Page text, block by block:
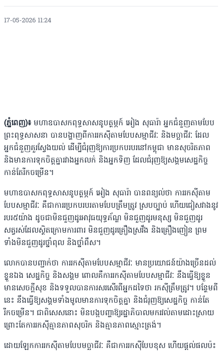
17-05-2026 11:24
(ភ្នំពេញ)៖ មហាឧបាសកពុទ្ធសាសនូបត្ថម្ភក៍ អៀង សុធារ៉ា អ្នកជំនួញតាមបែប
ព្រះពុទ្ធសាសនា ​បានបង្ហាញពីការរកស៊ីតាមបែបសម្មាជីវៈ និងមច្ឆាជីវៈ​ ដែល
អ្នកជំនួញគួរស្វែងយល់ ដើម្បីជំរុញឱ្យការប្រកបរបរនៅកម្ពុជា មានសុចរិតភាព
និងមានការទុកចិត្តគ្នារវាងអ្នកលក់ និងអ្នកទិញ ដែលជំរុញឱ្យសង្គមសេដ្ឋកិច្ច
កាន់តែរីកចម្រើន។
មហាឧបាសកពុទ្ធសាសនូបត្ថម្ភក៍ អៀង សុធារ៉ា បានពន្យល់ថា ការរកស៊ីតាម
បែបសម្មាជីវៈ ​គឺជាការរ​ប្រកបរបរតាមបែបត្រឹមត្រូវ ស្របច្បាប់ ​ហើយជៀសវាងនូវ
របរ៥យ៉ាង ដូចជាមិន​ជួញដូរអាវុធយុទ្ធភ័ណ្ឌ មិនជួញដូរមនុស្ស មិនជួញដូរ
សត្វរស់ដែលស្ថិតក្រោមការពារ មិនជួញដូរគ្រឿងស្រវឹង និងគ្រឿងញៀន ព្រម
ទាំងមិនជួញដូរថ្នាំពុល និងថ្នាំពឹស។
​លោកបានបញ្ជាក់ថា ការរកស៊ីតាមបែបសម្មាជីវៈ មានប្រយោជន៍យ៉ាងច្រើនដល់
ខ្លួនឯង សេដ្ឋកិច្ច និងសង្គម ​ពោលគឺការរកស៊ីតាមបែបសម្មាជីវៈ នឹងធ្វើឱ្យខ្លួន
មានសេចក្តីសុខ និងទទួលបានការសរសើរពីអ្នកដទៃថា រកស៊ីត្រឹមត្រូវ។ បន្ថែមពី
នេះ នឹងធ្វើឱ្យសង្គមទាំងមូលមានការទុកចិត្តគ្នា និងជំរុញឱ្យសេដ្ឋកិច្ច កាន់តែ
រីកចម្រើន។ ជាពិសេស​នោះ មិនបង្កបញ្ហាឱ្យរដ្ឋាភិបាលមករវល់តាមដោះស្រាយ
ព្រោះតែការរកស៊ីគ្មានភាពសុចរិក និងគ្មានភាពស្មោះត្រង់។
ដោយឡែក​ការរកស៊ីតាមបែបមច្ឆាជីវៈ គឺជាការរកស៊ីបែបខុស ហើយផ្តល់ផលប៉ះ